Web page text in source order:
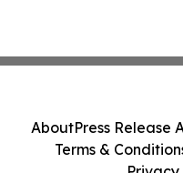
AboutPress Release
Terms &